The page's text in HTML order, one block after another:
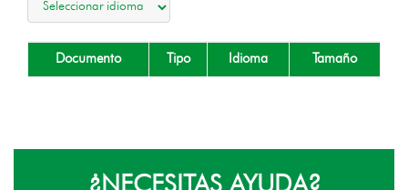
Documento Tipo Idioma Tamaño